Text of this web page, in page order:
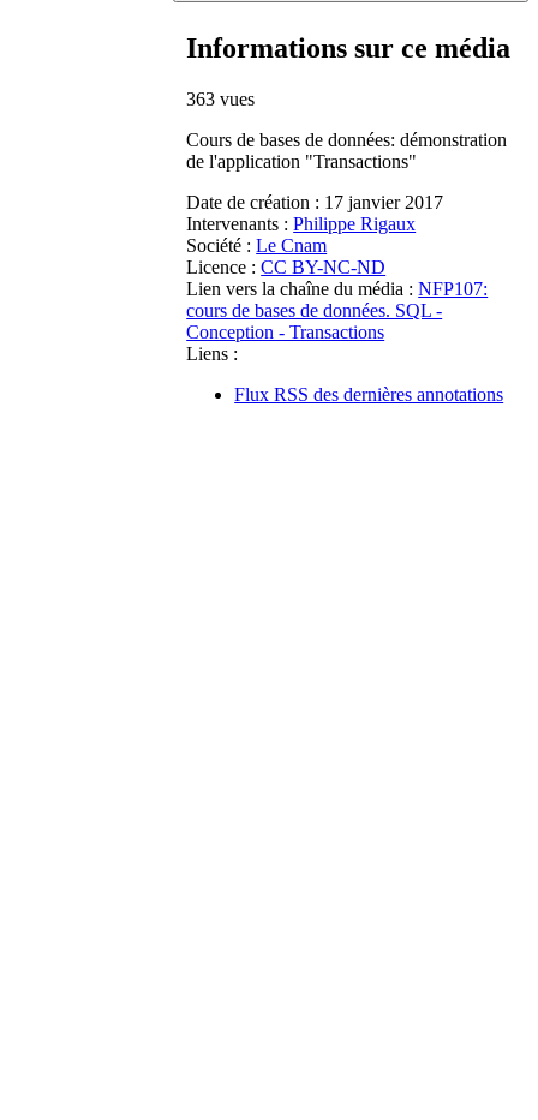
Informations sur ce média
363 vues
Cours de bases de données: démonstration
de l'application "Transactions"
Date de création : 17 janvier 2017
Intervenants : Philippe Rigaux
Société : Le Cnam
Licence : CC BY-NC-ND
Lien vers la chaîne du média : NFP107:
cours de bases de données. SQL -
Conception - Transactions
Liens :
Flux RSS des dernières annotations